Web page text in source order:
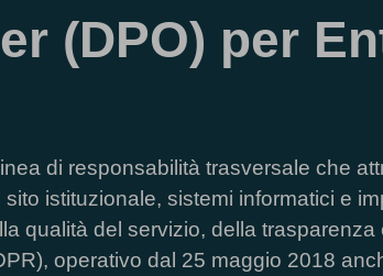
(DPO) per
di responsabilità trasversale che
istituzionale, sistemi informatici e
qualità del servizio, della trasparenza
operativo dal 25 maggio 2018